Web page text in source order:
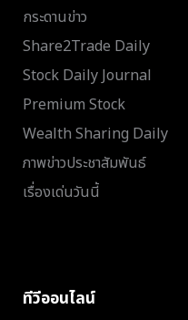
กระดานข่าว
Share2Trade Daily
Stock Daily Journal
Premium Stock
Wealth Sharing Daily
ภาพข่าวประชาสัมพันธ์
เรื่องเด่นวันนี้
ทีวีออนไลน์